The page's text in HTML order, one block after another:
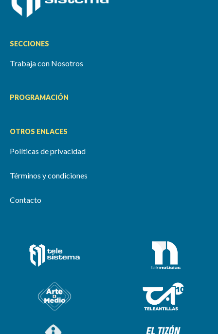
SECCIONES
Trabaja con Nosotros
PROGRAMACIÓN
OTROS ENLACES
Políticas de privacidad
Términos y condiciones
Contacto